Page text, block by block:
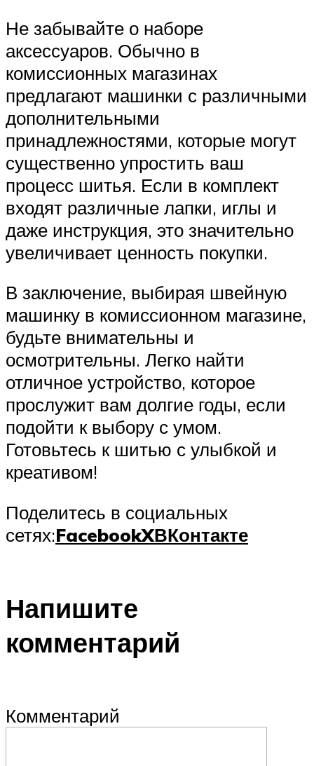
Не забывайте о наборе
аксессуаров. Обычно в
комиссионных магазинах
предлагают машинки с различными
дополнительными
принадлежностями, которые могут
существенно упростить ваш
процесс шитья. Если в комплект
входят различные лапки, иглы и
даже инструкция, это значительно
увеличивает ценность покупки.
В заключение, выбирая швейную
машинку в комиссионном магазине,
будьте внимательны и
осмотрительны. Легко найти
отличное устройство, которое
прослужит вам долгие годы, если
подойти к выбору с умом.
Готовьтесь к шитью с улыбкой и
креативом!
Поделитесь в социальных
сетях:FacebookXВКонтакте
Напишите
комментарий
Комментарий